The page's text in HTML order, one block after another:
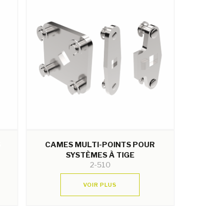
CAMES MULTI-POINTS POUR
SYSTÈMES À TIGE
2-510
VOIR PLUS